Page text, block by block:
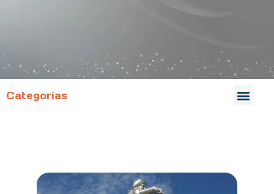
Categorias